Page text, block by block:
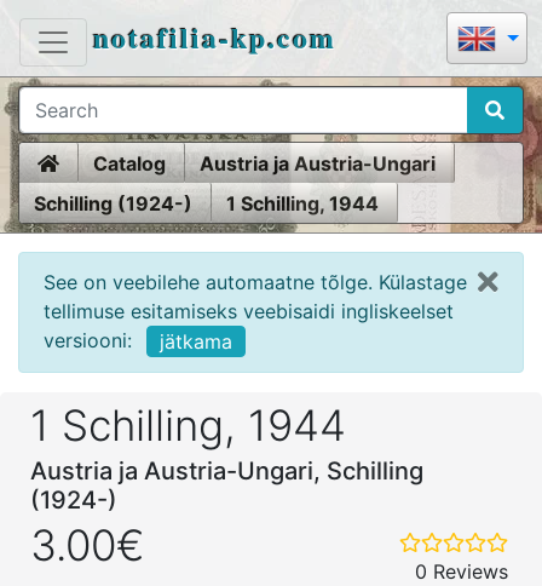
notafilia-kp.com
HomeCatalog
Austria ja Austria-Ungari
Schilling (1924-)
1 Schilling, 1944
See on veebilehe automaatne tõlge. Külastage
tellimuse esitamiseks veebisaidi ingliskeelset
versiooni:
jätkama
1 Schilling, 1944
Austria ja Austria-Ungari, Schilling
(1924-)
3.00€
0 Reviews